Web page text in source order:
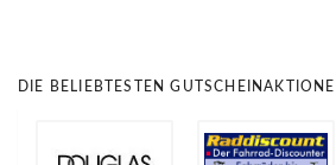
DIE BELIEBTESTEN